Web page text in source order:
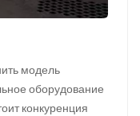
модель
оборудование
конкуренция